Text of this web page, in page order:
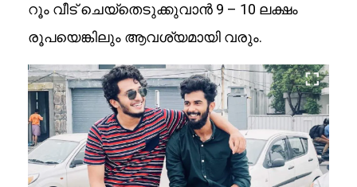
റൂം വീട് ചെയ്തെടുക്കുവാൻ 9 – 10 ലക്ഷം
രൂപയെങ്കിലും ആവശ്യമായി വരും.